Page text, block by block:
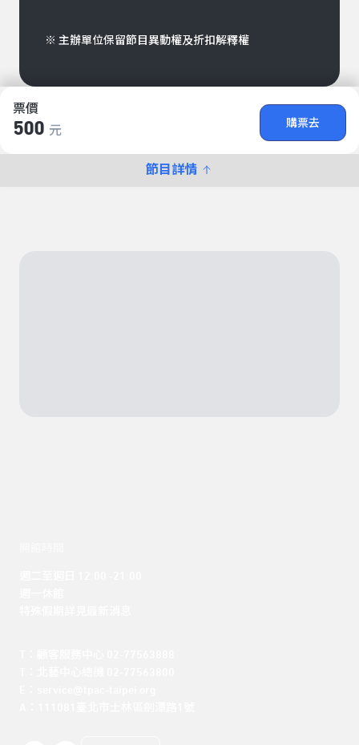
票價
500 元
購票去
節目詳情
※ 主辦單位保留節目異動權及折扣解釋權